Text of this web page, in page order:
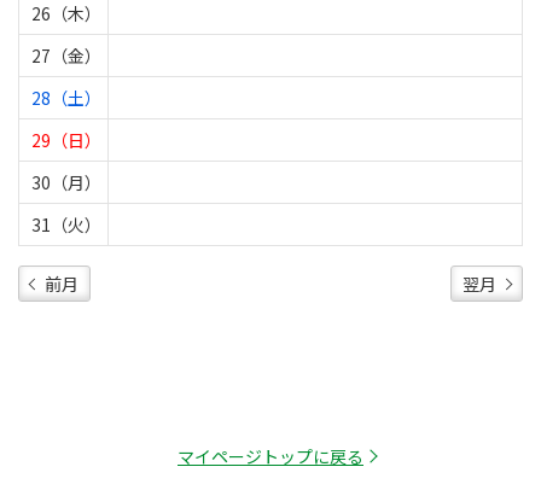
26（木）
27（金）
28（土）
29（日）
30（月）
31（火）
前月 翌月
マイページトップに戻る